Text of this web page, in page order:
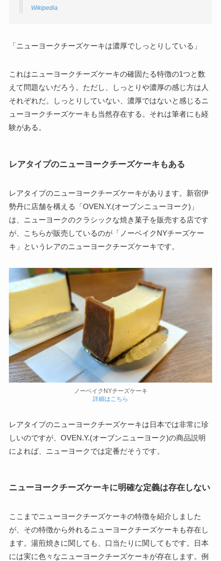
Wikipedia
「ニューヨークチーズケーキは濃厚でしっとりしている」
これはニューヨークチーズケーキの確固たる特徴の1つと数
えて問題ないだろう。ただし、しっとりや濃厚の感じ方は人
それぞれだ。しっとりしていない、濃厚ではないと感じるニ
ューヨークチーズケーキも当然存在する。それは筆者にも経
験がある。
レアタイプのニューヨークチーズケーキもある
レアタイプのニューヨークチーズケーキがあります。新宿伊
勢丹に店舗を構える「OVEN.Y.(オーブンニューヨーク)」
は、ニューヨークのクラシックな焼き菓子を販売する店です
が、こちらが販売しているのが「ノーベイクNYチーズケー
キ」というレアのニューヨークチーズケーキです。
ノーベイクNYチーズケーキ
詳細はこちら
レアタイプのニューヨークチーズケーキは日本では非常に珍
しいのですが、OVEN.Y.(オーブンニューヨーク)の商品説明
によれば、ニューヨークでは定番だそうです。
ニューヨークチーズケーキに明確な定義は存在しない
ここまでニューヨークチーズケーキの特徴を紹介しました
が、その特徴から外れるニューヨークチーズケーキも存在し
ます。湯煎焼きに関しても、口当たりに関してもです。日本
には実に色々なニューヨークチーズケーキが存在します。例